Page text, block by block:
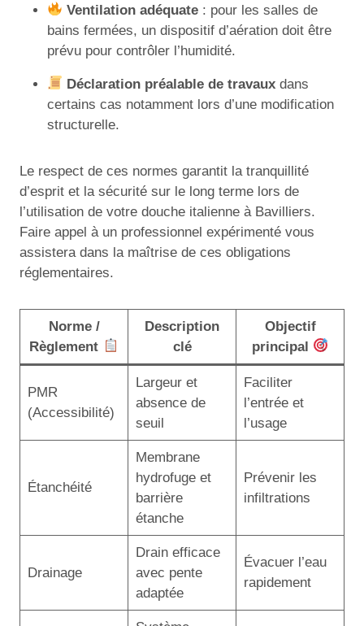
Ventilation adéquate : pour les salles de
bains fermées, un dispositif d’aération doit être
prévu pour contrôler l’humidité.
Déclaration préalable de travaux dans
certains cas notamment lors d’une modification
structurelle.
Le respect de ces normes garantit la tranquillité
d’esprit et la sécurité sur le long terme lors de
l’utilisation de votre douche italienne à Bavilliers.
Faire appel à un professionnel expérimenté vous
assistera dans la maîtrise de ces obligations
réglementaires.
Norme /
Règlement
Description
clé
Objectif
principal
PMR
(Accessibilité)
Largeur et
absence de
seuil
Faciliter
l’entrée et
l’usage
Étanchéité
Membrane
hydrofuge et
barrière
étanche
Prévenir les
infiltrations
Drainage
Drain efficace
avec pente
adaptée
Évacuer l’eau
rapidement